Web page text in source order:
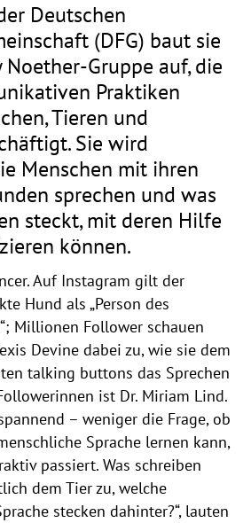
Deutschen
(DFG) baut sie
Gruppe auf, die
Praktiken
Tieren und
Sie wird
Menschen mit ihren
sprechen und was
steckt, mit deren Hilfe
können.
Auf Instagram gilt der
Hund als „Person des
Millionen Follower schauen
Devine dabei zu, wie sie dem
talking buttons das Sprechen
ist Dr. Miriam Lind.
– weniger die Frage, ob
Sprache lernen kann,
passiert. Was schreiben
dem Tier zu, welche
stecken dahinter?“, lauten